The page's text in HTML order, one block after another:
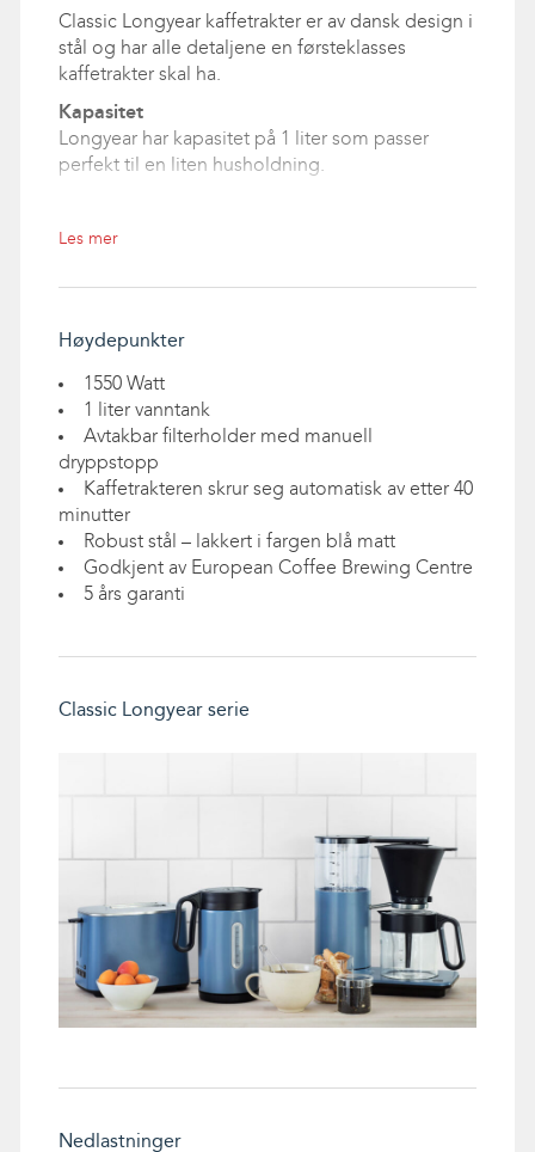
Classic Longyear kaffetrakter er av dansk design i
stål og har alle detaljene en førsteklasses
kaffetrakter skal ha.
Kapasitet
Longyear har kapasitet på 1 liter som passer
perfekt til en liten husholdning.
Kaffetrakteren oppnår optimal vanntemperatur
varme gjennom hele bryggeprosessen som
Ideell bryggetid
Classic kaffetrakter brygger 1 liter kaffe på
mellom 4 og 6 minutter – den ideelle
bryggetiden.
Skrur seg av automatisk etter 40 minutter
Trakteren holder seg varm på platen i 40
minutter, for deretter å stenge seg av automatisk.
Manuell dryppstopp – Perfekt kaffe, uansett
antall kopper
Den manuelle dryppstoppen er smart og effektiv
renne gjennom filteret. Slik får du perfekt kaffe,
Rensing av kaffetrakteren
Er du glad i kaffe? Med Classic kaffetrakter får du
mange år med kaffeglede.
Les mer
Høydepunkter
1550 Watt
1 liter vanntank
Avtakbar filterholder med manuell
dryppstopp
Kaffetrakteren skrur seg automatisk av etter 40
minutter
Robust stål – lakkert i fargen blå matt
Godkjent av European Coffee Brewing Centre
5 års garanti
Classic Longyear serie
Nedlastninger